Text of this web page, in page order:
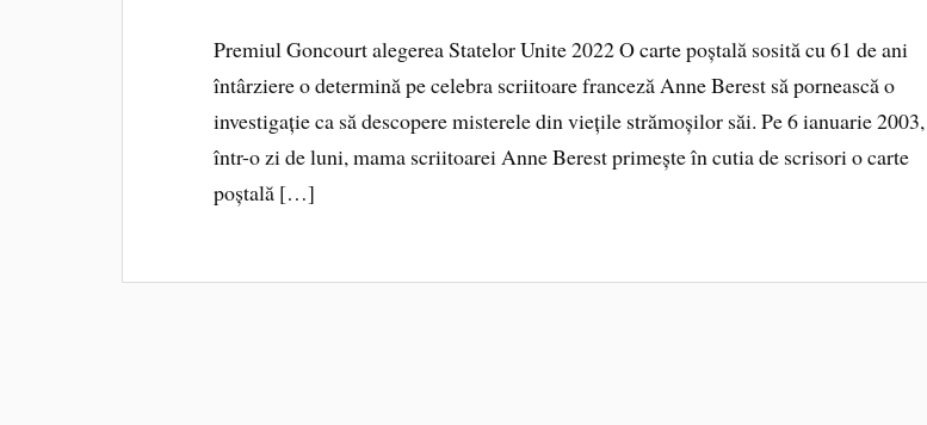
Premiul Goncourt alegerea Statelor Unite 2022 O carte poștală sosită cu 61 de ani
întârziere o determină pe celebra scriitoare franceză Anne Berest să pornească o
investigație ca să descopere misterele din viețile strămoșilor săi. Pe 6 ianuarie 2003,
într-o zi de luni, mama scriitoarei Anne Berest primește în cutia de scrisori o carte
poștală […]